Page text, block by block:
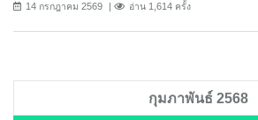
14 กรกฎาคม 2569 อ่าน 1,614 ครั้ง
กุมภาพันธ์ 2568